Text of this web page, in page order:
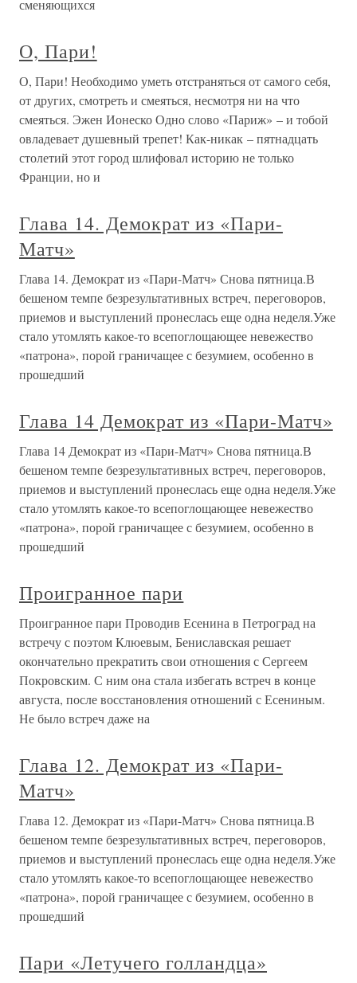
сменяющихся
О, Пари!
О, Пари! Необходимо уметь отстраняться от самого себя,
от других, смотреть и смеяться, несмотря ни на что
смеяться. Эжен Ионеско Одно слово «Париж» – и тобой
овладевает душевный трепет! Как-никак – пятнадцать
столетий этот город шлифовал историю не только
Франции, но и
Глава 14. Демократ из «Пари-
Матч»
Глава 14. Демократ из «Пари-Матч» Снова пятница.В
бешеном темпе безрезультативных встреч, переговоров,
приемов и выступлений пронеслась еще одна неделя.Уже
стало утомлять какое-то всепоглощающее невежество
«патрона», порой граничащее с безумием, особенно в
прошедший
Глава 14 Демократ из «Пари-Матч»
Глава 14 Демократ из «Пари-Матч» Снова пятница.В
бешеном темпе безрезультативных встреч, переговоров,
приемов и выступлений пронеслась еще одна неделя.Уже
стало утомлять какое-то всепоглощающее невежество
«патрона», порой граничащее с безумием, особенно в
прошедший
Проигранное пари
Проигранное пари Проводив Есенина в Петроград на
встречу с поэтом Клюевым, Бениславская решает
окончательно прекратить свои отношения с Сергеем
Покровским. С ним она стала избегать встреч в конце
августа, после восстановления отношений с Есениным.
Не было встреч даже на
Глава 12. Демократ из «Пари-
Матч»
Глава 12. Демократ из «Пари-Матч» Снова пятница.В
бешеном темпе безрезультативных встреч, переговоров,
приемов и выступлений пронеслась еще одна неделя.Уже
стало утомлять какое-то всепоглощающее невежество
«патрона», порой граничащее с безумием, особенно в
прошедший
Пари «Летучего голландца»